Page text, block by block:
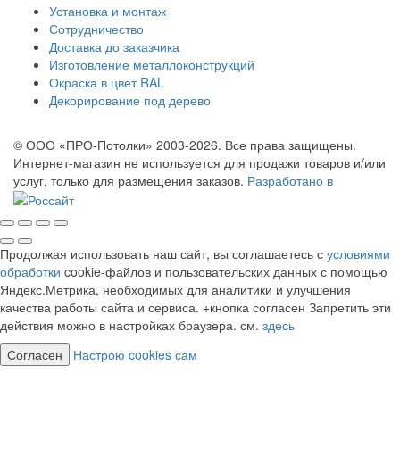
Установка и монтаж
Сотрудничество
Доставка до заказчика
Изготовление металлоконструкций
Окраска в цвет RAL
Декорирование под дерево
© ООО «ПРО-Потолки» 2003-2026. Все права защищены.
Интернет-магазин не используется для продажи товаров и/или
услуг, только для размещения заказов. Разработано в
Продолжая использовать наш сайт, вы соглашаетесь с условиями
обработки cookie-файлов и пользовательских данных с помощью
Яндекс.Метрика, необходимых для аналитики и улучшения
качества работы сайта и сервиса. +кнопка согласен Запретить эти
действия можно в настройках браузера. см. здесь
Согласен
Настрою cookies сам